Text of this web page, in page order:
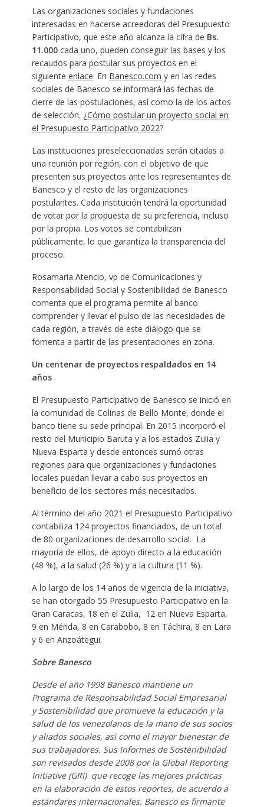
Las organizaciones sociales y fundaciones
interesadas en hacerse acreedoras del Presupuesto
Participativo, que este año alcanza la cifra de Bs.
11.000cada uno, pueden conseguir las bases y los
recaudos para postular sus proyectos en el
siguiente enlace. En Banesco.com y en las redes
sociales de Banesco se informará las fechas de
cierre de las postulaciones, así como la de los actos
de selección. ¿Cómo postular un proyecto social en
el Presupuesto Participativo 2022?
Las instituciones preseleccionadas serán citadas a
una reunión por región, con el objetivo de que
presenten sus proyectos ante los representantes de
Banesco y el resto de las organizaciones
postulantes. Cada institución tendrá la oportunidad
de votar por la propuesta de su preferencia, incluso
por la propia. Los votos se contabilizan
públicamente, lo que garantiza la transparencia del
proceso.
Rosamaría Atencio, vp de Comunicaciones y
Responsabilidad Social y Sostenibilidad de Banesco
comenta que el programa permite al banco
comprender y llevar el pulso de las necesidades de
cada región, a través de este diálogo que se
fomenta a partir de las presentaciones en zona.
Un centenar de proyectos respaldados en 14
años
El Presupuesto Participativo de Banesco se inició en
la comunidad de Colinas de Bello Monte, donde el
banco tiene su sede principal. En 2015 incorporó el
resto del Municipio Baruta y a los estados Zulia y
Nueva Esparta y desde entonces sumó otras
regiones para que organizaciones y fundaciones
locales puedan llevar a cabo sus proyectos en
beneficio de los sectores más necesitados.
Al término del año 2021 el Presupuesto Participativo
contabiliza 124 proyectos financiados, de un total
de 80 organizaciones de desarrollo social. La
mayoría de ellos, de apoyo directo a la educación
(48 %), a la salud (26 %) y a la cultura (11 %).
A lo largo de los 14 años de vigencia de la iniciativa,
se han otorgado 55 Presupuesto Participativo en la
Gran Caracas, 18 en el Zulia, 12 en Nueva Esparta,
9 en Mérida, 8 en Carabobo, 8 en Táchira, 8 en Lara
y 6 en Anzoátegui.
Sobre Banesco
Desde el año 1998 Banesco mantiene un
Programa de Responsabilidad Social Empresarial
y Sostenibilidad que promueve la educación y la
salud de los venezolanos de la mano de sus socios
y aliados sociales, así como el mayor bienestar de
sus trabajadores. Sus Informes de Sostenibilidad
son revisados desde 2008 por la Global Reporting
Initiative (GRI) que recoge las mejores prácticas
en la elaboración de estos reportes, de acuerdo a
estándares internacionales. Banesco es firmante